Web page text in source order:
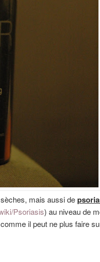
mais aussi de
Psoriasis) au niveau de
il peut ne plus faire